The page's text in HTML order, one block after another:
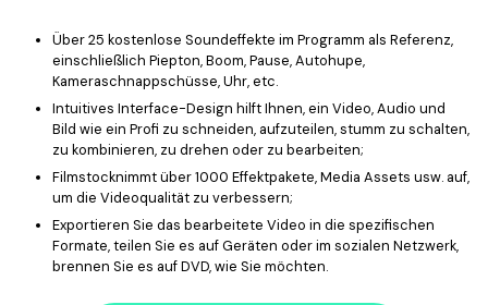
Über 25 kostenlose Soundeffekte im Programm als Referenz,
einschließlich Piepton, Boom, Pause, Autohupe,
Kameraschnappschüsse, Uhr, etc.
Intuitives Interface-Design hilft Ihnen, ein Video, Audio und
Bild wie ein Profi zu schneiden, aufzuteilen, stumm zu schalten,
zu kombinieren, zu drehen oder zu bearbeiten;
Filmstocknimmt über 1000 Effektpakete, Media Assets usw. auf,
um die Videoqualität zu verbessern;
Exportieren Sie das bearbeitete Video in die spezifischen
Formate, teilen Sie es auf Geräten oder im sozialen Netzwerk,
brennen Sie es auf DVD, wie Sie möchten.